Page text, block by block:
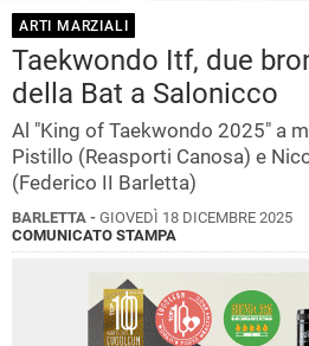
ARTI MARZIALI
Taekwondo Itf, due
della Bat a Salonicco
Al "King of Taekwondo 2025" a
Pistillo (Reasporti Canosa) e
(Federico II Barletta)
BARLETTA - GIOVEDÌ 18 DICEMBRE 2025
COMUNICATO STAMPA